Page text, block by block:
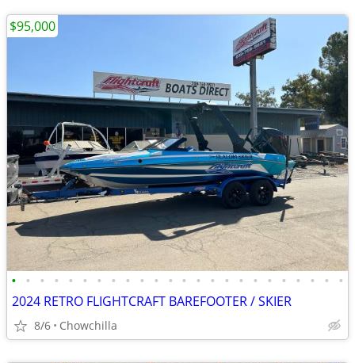
• • • • • • • • • • • • • • • • • • • • • • • •
2024 RETRO FLIGHTCRAFT BAREFOOTER / SKIER
8/6 Chowchilla
$95,000